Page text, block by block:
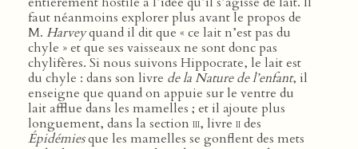
faut néanmoins explorer plus avant le propos de
M. Harveyquand il dit que « ce lait n’est pas du
chyle » et que ses vaisseaux ne sont donc pas
chylifères. Si nous suivons Hippocrate, le lait est
du chyle : dans son livre de la Nature de l’enfant, il
enseigne que quand on appuie sur le ventre du
lait afflue dans les mamelles ; et il ajoute plus
longuement, dans la section iii, livre iides
Épidémiesque les mamelles se gonflent des mets